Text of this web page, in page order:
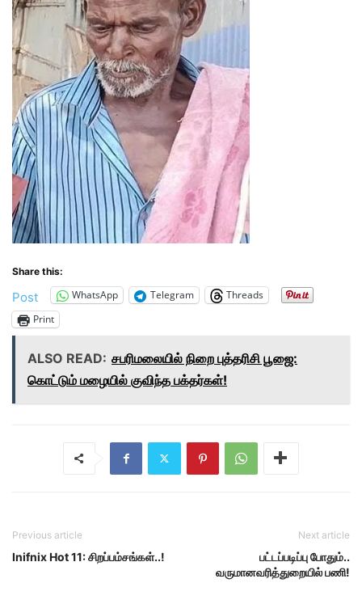
Share this:
Post WhatsApp Telegram
Threads
Print
ALSO READ: சபரிமலையில் நிறை புத்தரிசி பூஜை:
கொட்டும் மழையில் குவிந்த பக்தர்கள்!
Previous article
Inifnix Hot 11: சிறப்பம்சங்கள்..!
Next article
பட்டப்படிப்பு போதும்..
வருமானவரித்துறையில் பணி!